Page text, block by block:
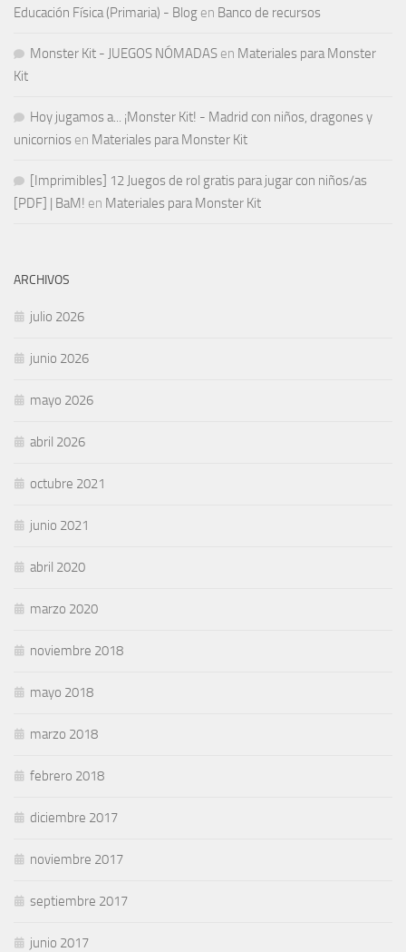
Educación Física (Primaria) - Blog en Banco de recursos
Monster Kit - JUEGOS NÓMADAS en Materiales para Monster
Kit
Hoy jugamos a... ¡Monster Kit! - Madrid con niños, dragones y
unicornios en Materiales para Monster Kit
[Imprimibles] 12 Juegos de rol gratis para jugar con niños/as
[PDF] | BaM! en Materiales para Monster Kit
ARCHIVOS
julio 2026
junio 2026
mayo 2026
abril 2026
octubre 2021
junio 2021
abril 2020
marzo 2020
noviembre 2018
mayo 2018
marzo 2018
febrero 2018
diciembre 2017
noviembre 2017
septiembre 2017
junio 2017